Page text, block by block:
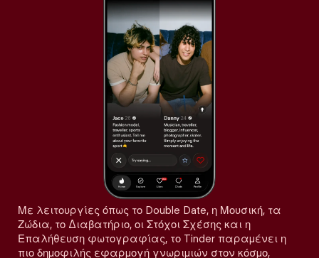
Με λειτουργίες όπως το Double Date, η Μουσική, τα
Ζώδια, το Διαβατήριο, οι Στόχοι Σχέσης και η
Επαλήθευση φωτογραφίας, το Tinder παραμένει η
πιο δημοφιλής εφαρμογή γνωριμιών στον κόσμο,